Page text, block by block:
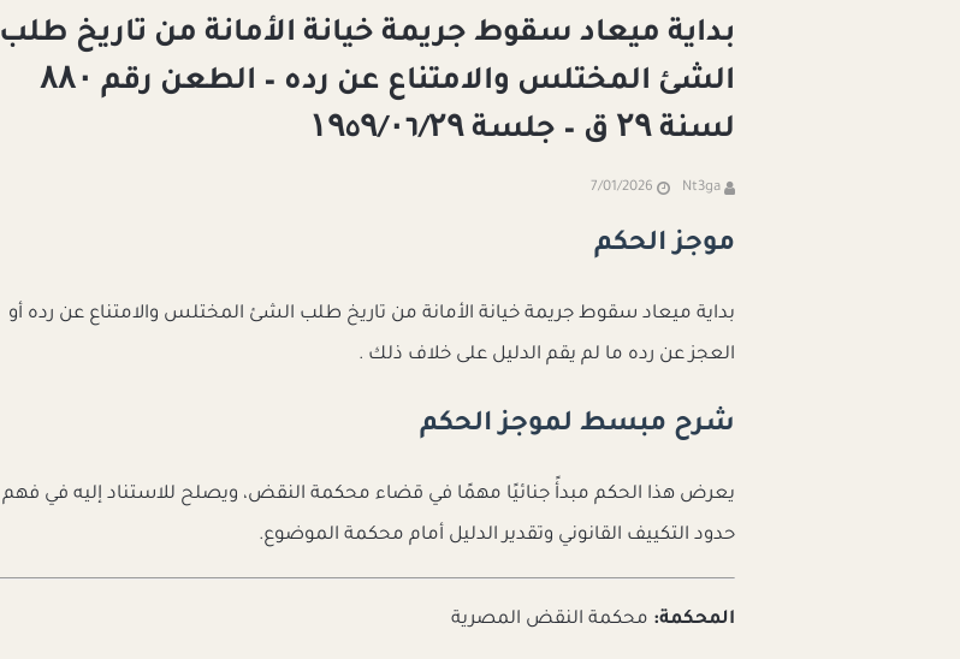
بداية ميعاد سقوط جريمة خيانة الأمانة من تاريخ طلب
الشئ المختلس والامتناع عن رده – الطعن رقم ۸۸۰
لسنة ۲۹ ق – جلسة ۱۹٥۹/۰٦/۲۹
Nt3ga
7/01/2026
موجز الحكم
بداية ميعاد سقوط جريمة خيانة الأمانة من تاريخ طلب الشئ المختلس والامتناع عن رده أو
العجز عن رده ما لم يقم الدليل على خلاف ذلك .
شرح مبسط لموجز الحكم
يعرض هذا الحكم مبدأً جنائيًا مهمًا في قضاء محكمة النقض، ويصلح للاستناد إليه في فهم
حدود التكييف القانوني وتقدير الدليل أمام محكمة الموضوع.
المحكمة: محكمة النقض المصرية